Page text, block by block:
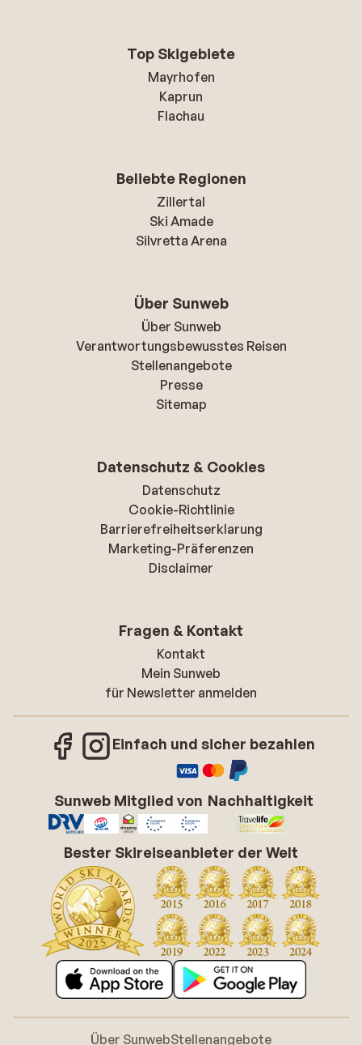
Top Skigebiete
Mayrhofen
Kaprun
Flachau
Beliebte Regionen
Zillertal
Ski Amade
Silvretta Arena
Über Sunweb
Über Sunweb
Verantwortungsbewusstes Reisen
Stellenangebote
Presse
Sitemap
Datenschutz & Cookies
Datenschutz
Cookie-Richtlinie
Barrierefreiheitserklarung
Marketing-Präferenzen
Disclaimer
Fragen & Kontakt
Kontakt
Mein Sunweb
für Newsletter anmelden
Einfach und sicher bezahlen
Sunweb Mitglied von Nachhaltigkeit
Bester Skireiseanbieter der Welt
Über SunwebStellenangebote